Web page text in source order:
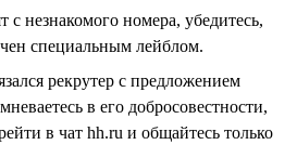
с незнакомого номера, убедитесь,
специальным лейблом.
рекрутер с предложением
в его добросовестности,
в чат hh.ru и общайтесь только